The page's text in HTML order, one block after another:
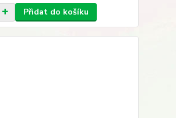
Přidat do košíku